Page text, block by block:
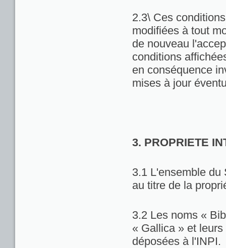
2.3\ Ces
modifiées à tout
de nouveau
conditions
en conséquence
mises à jour
3. PROPRIETE
3.1 L'ensemble du
au titre de la
3.2 Les noms «
« Gallica » et
déposées à l'INPI.